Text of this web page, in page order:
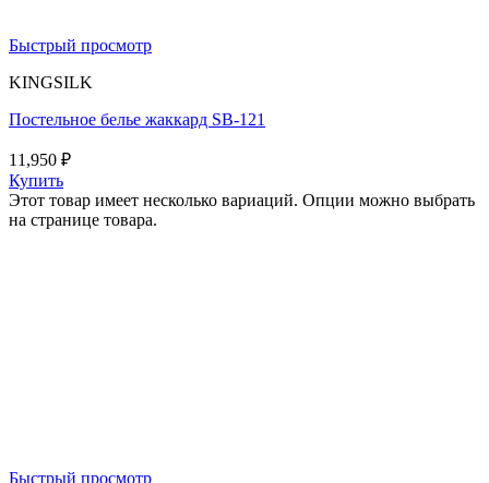
Быстрый просмотр
KINGSILK
Постельное белье жаккард SB-121
11,950 ₽
Купить
Этот товар имеет несколько вариаций. Опции можно выбрать
на странице товара.
Быстрый просмотр